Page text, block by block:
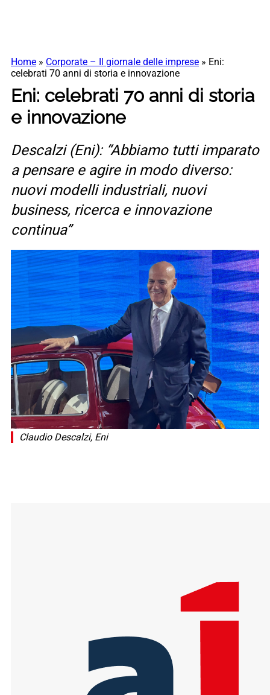
Home » Corporate – Il giornale delle imprese » Eni:
celebrati 70 anni di storia e innovazione
Eni: celebrati 70 anni di storia
e innovazione
Descalzi (Eni): “Abbiamo tutti imparato
a pensare e agire in modo diverso:
nuovi modelli industriali, nuovi
business, ricerca e innovazione
continua”
Claudio Descalzi, Eni